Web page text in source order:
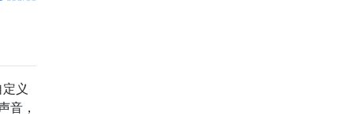
义
音，